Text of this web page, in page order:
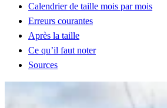
Calendrier de taille mois par mois
Erreurs courantes
Après la taille
Ce qu’il faut noter
Sources